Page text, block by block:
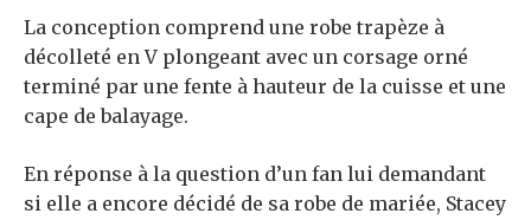
La conception comprend une robe trapèze à
décolleté en V plongeant avec un corsage orné
terminé par une fente à hauteur de la cuisse et une
cape de balayage.
En réponse à la question d’un fan lui demandant
si elle a encore décidé de sa robe de mariée, Stacey